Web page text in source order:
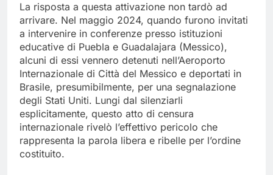
La risposta a questa attivazione non tardò ad
arrivare. Nel maggio 2024, quando furono invitati
a intervenire in conferenze presso istituzioni
educative di Puebla e Guadalajara (Messico),
alcuni di essi vennero detenuti nell’Aeroporto
Internazionale di Città del Messico e deportati in
Brasile, presumibilmente, per una segnalazione
degli Stati Uniti. Lungi dal silenziarli
esplicitamente, questo atto di censura
internazionale rivelò l’effettivo pericolo che
rappresenta la parola libera e ribelle per l’ordine
costituito.